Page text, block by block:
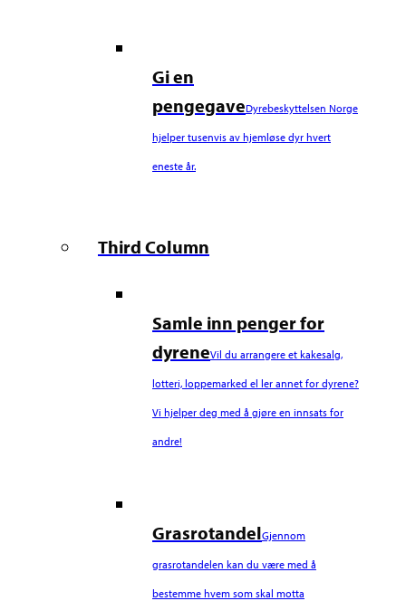
Gi en
pengegaveDyrebeskyttelsen Norge
hjelper tusenvis av hjemløse dyr hvert
eneste år.
Third Column
Samle inn penger for
dyreneVil du arrangere et kakesalg,
lotteri, loppemarked el ler annet for dyrene?
Vi hjelper deg med å gjøre en innsats for
andre!
GrasrotandelGjennom
grasrotandelen kan du være med å
bestemme hvem som skal motta